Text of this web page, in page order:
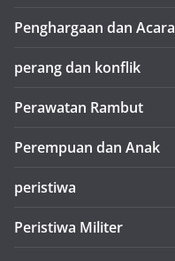
Penghargaan dan Acara
perang dan konflik
Perawatan Rambut
Perempuan dan Anak
peristiwa
Peristiwa Militer